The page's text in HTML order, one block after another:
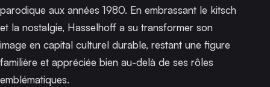
parodique aux années 1980. En embrassant le kitsch
et la nostalgie, Hasselhoff a su transformer son
image en capital culturel durable, restant une figure
familière et appréciée bien au-delà de ses rôles
emblématiques.